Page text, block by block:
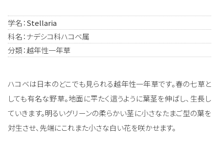
学名：Stellaria
科名：ナデシコ科ハコベ属
分類：越年性一年草
ハコベは日本のどこでも見られる越年性一年草です。春の七草と
しても有名な野草。地面に平たく這うように葉茎を伸ばし、生長し
ていきます。明るいグリーンの柔らかい茎に小さなたまご型の葉を
対生させ、先端にこれまた小さな白い花を咲かせます。